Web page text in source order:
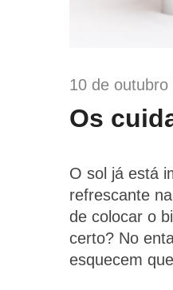
10 de outubro
Os
O sol já está
refrescante
de colocar o
certo? No
esquecem